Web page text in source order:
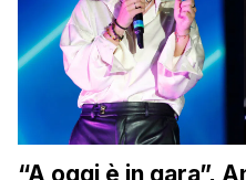
“A oggi è in gara”,